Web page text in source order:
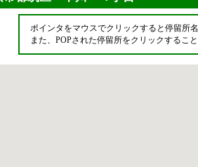
ポインタをマウスでクリックすると停留所
また、POPされた停留所をクリックするこ